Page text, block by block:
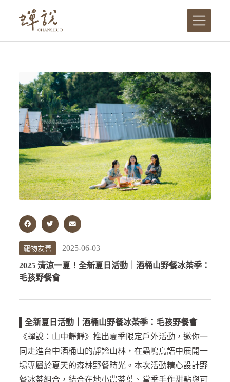
主
寵物友善
2025-06-03
2025 清涼一夏！全新夏日活動｜酒桶山野餐冰茶季：
毛孩野餐會
全新夏日活動｜酒桶山野餐冰茶季：毛孩野餐會
《蟬說：山中靜靜》推出夏季限定戶外活動，邀你一
同走進台中酒桶山的靜謐山林，在蟲鳴鳥語中展開一
場專屬於夏天的森林野餐時光。本次活動精心設計野
餐冰茶組合，結合在地小農茶葉、當季手作甜點與可